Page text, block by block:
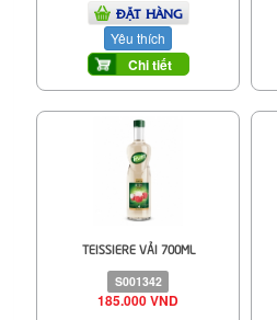
ĐẶT HÀNG
Yêu thích
Chi tiết
TEISSIERE VẢI 700ML
S001342
185.000 VND